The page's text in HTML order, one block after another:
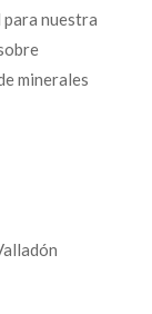
nuestra
minerales